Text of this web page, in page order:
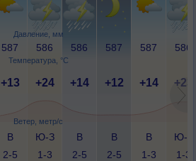
Давление, мм
Температура, °C
Ветер, метр/с
587 586 586 587 587 586
+13 +24 +14 +12 +14 +23
В
2-5
Ю-З
1-3
В
2-5
В
2-5
В
1-3
Ю-З
1-3